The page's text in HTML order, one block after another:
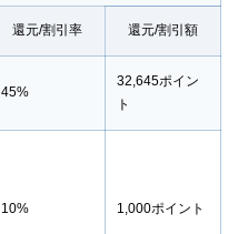
還元/割引率 還元/割引額
45%
32,645ポイン
ト
10% 1,000ポイント